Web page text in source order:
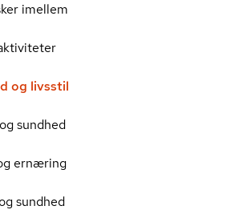
imellem
og livsstil
sundhed
ernæring
sundhed